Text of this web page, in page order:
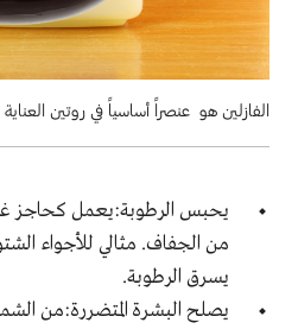
الفازلين هو عنصراً أساسياً في روتين
يحبس الرطوبة:يعمل كحاجز
من الجفاف. مثالي للأجواء
يسرق الرطوبة.
يصلح البشرة المتضررة:من